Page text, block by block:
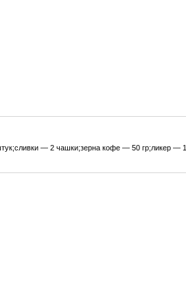
— 2 чашки;зерна кофе — 50 гр;ликер — 1